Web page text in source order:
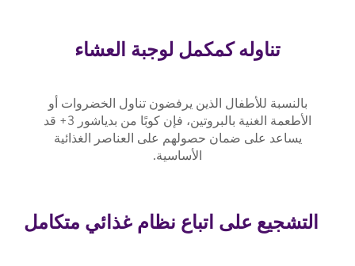
تناوله كمكمل لوجبة العشاء
بالنسبة للأطفال الذين يرفضون تناول الخضروات أو
الأطعمة الغنية بالبروتين، فإن كوبًا من بدياشور 3+ قد
يساعد على ضمان حصولهم على العناصر الغذائية
الأساسية.
التشجيع على اتباع نظام غذائي متكامل